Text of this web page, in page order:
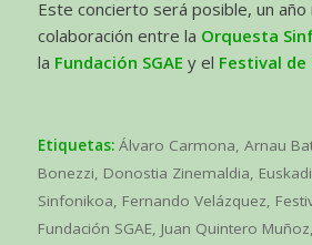
Este concierto será posible, un año
colaboración entre la Orquesta
la Fundación SGAE y el Festival de
Etiquetas: Álvaro Carmona Arnau
Bonezzi Donostia Zinemaldia
Sinfonikoa Fernando Velázquez
Fundación SGAE, Juan Quintero Muñoz